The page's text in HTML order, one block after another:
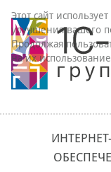
Этот сайт
улучшения вашего
Продолжая
на их